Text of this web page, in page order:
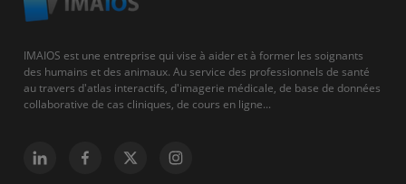
IMAIOS est une entreprise qui vise à aider et à former les soignants
des humains et des animaux. Au service des professionnels de santé
au travers d'atlas interactifs, d'imagerie médicale, de base de données
collaborative de cas cliniques, de cours en ligne...